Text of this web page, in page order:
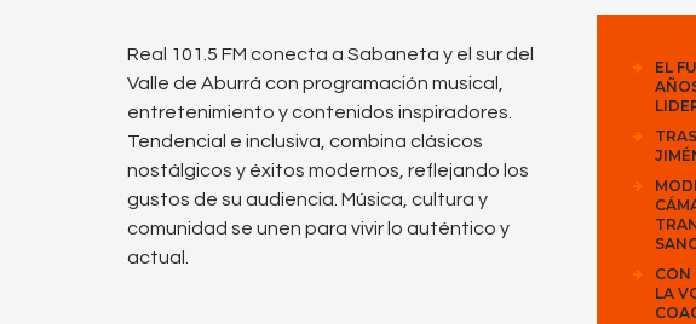
Real 101.5 FM conecta a Sabaneta y el sur del
Valle de Aburrá con programación musical,
entretenimiento y contenidos inspiradores.
Tendencial e inclusiva, combina clásicos
nostálgicos y éxitos modernos, reflejando los
gustos de su audiencia. Música, cultura y
comunidad se unen para vivir lo auténtico y
actual.
EL
CON
LA